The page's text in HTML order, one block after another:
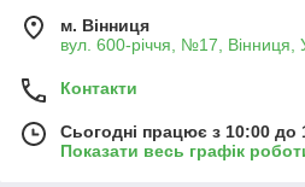
м. Вінниця
вул. 600-річчя, №17, Вінниця,
Контакти
Сьогодні працює з 10:00 до
Показати весь графік